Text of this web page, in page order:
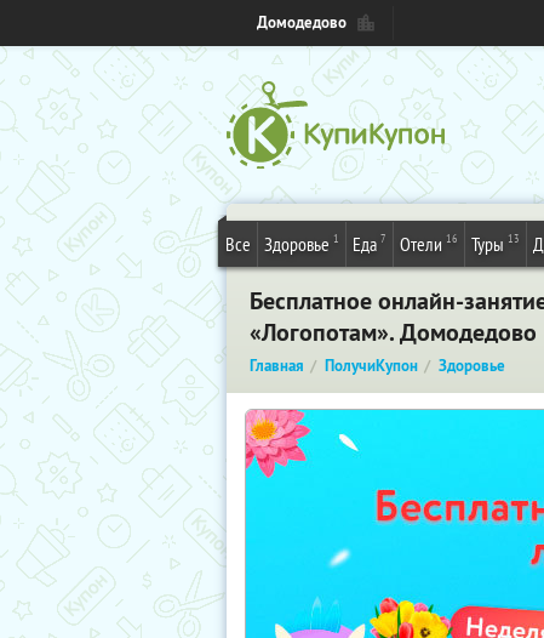
Домодедово
Все Здоровье 1 Еда 7 Отели 16 Туры 13
Бесплатное онлайн-
«Логопотам». Домодедово
Главная ПолучиКупон Здоровье